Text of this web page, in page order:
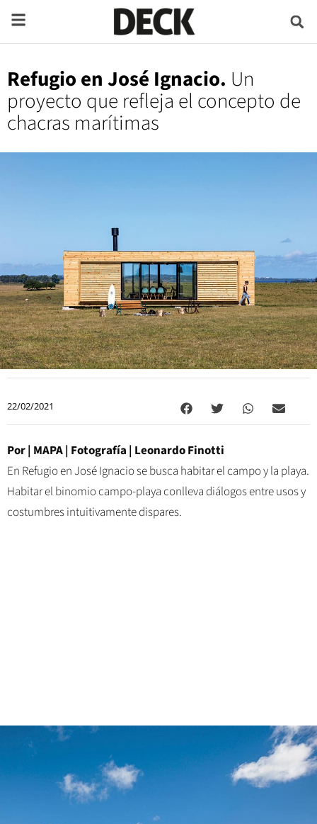
Refugio en José Ignacio. Un
proyecto que refleja el concepto de
chacras marítimas
22/02/2021
Por | MAPA | Fotografía | Leonardo Finotti
En Refugio en José Ignacio se busca habitar el campo y la playa.
Habitar el binomio campo-playa conlleva diálogos entre usos y
costumbres intuitivamente dispares.